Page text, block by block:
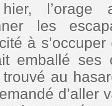
l’orage
les
à
emballé ses
trouvé au
d’aller